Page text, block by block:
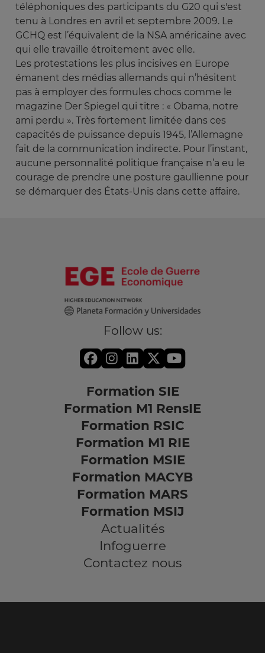
téléphoniques des participants du G20 qui s'est
tenu à Londres en avril et septembre 2009. Le
GCHQ est l’équivalent de la NSA américaine avec
qui elle travaille étroitement avec elle.
Les protestations les plus incisives en Europe
émanent des médias allemands qui n’hésitent
pas à employer des formules chocs comme le
magazine Der Spiegel qui titre : « Obama, notre
ami perdu ». Très fortement limitée dans ces
capacités de puissance depuis 1945, l’Allemagne
fait de la communication indirecte. Pour l’instant,
aucune personnalité politique française n’a eu le
courage de prendre une posture gaullienne pour
se démarquer des États-Unis dans cette affaire.
Follow us:
Formation SIE
Formation M1 RensIE
Formation RSIC
Formation M1 RIE
Formation MSIE
Formation MACYB
Formation MARS
Formation MSIJ
Actualités
Infoguerre
Contactez nous